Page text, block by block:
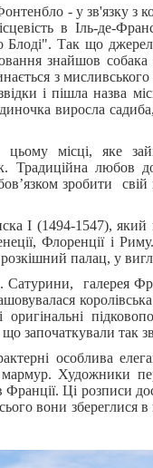
- у зв'язку з
в Іль-де-
Так що
знайшов собака
з
і пішла назва
виросла
місці, яке
Традиційна любов
зробити
I (1494-1547),
Флоренції і
палац, у
галерея
що започаткували
особлива
мармур. Художники
Франції. Ці розписи
вони